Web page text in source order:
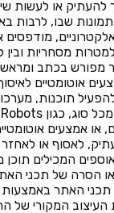
להעתיק או לעשות
שבו, לרבות
מודפסים
מסחריות
מפורש בכתב
אוטומטיים
תוכנות,
או אמצעים
לאסוף או לאחזר
המכילים
או הסרה של תכני
האתר באמצעות
המקורי של